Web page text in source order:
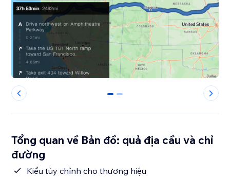
0 1
Tổng quan về Bản đồ: quả địa cầu và chỉ
đường
Kiểu tùy chỉnh cho thương hiệu